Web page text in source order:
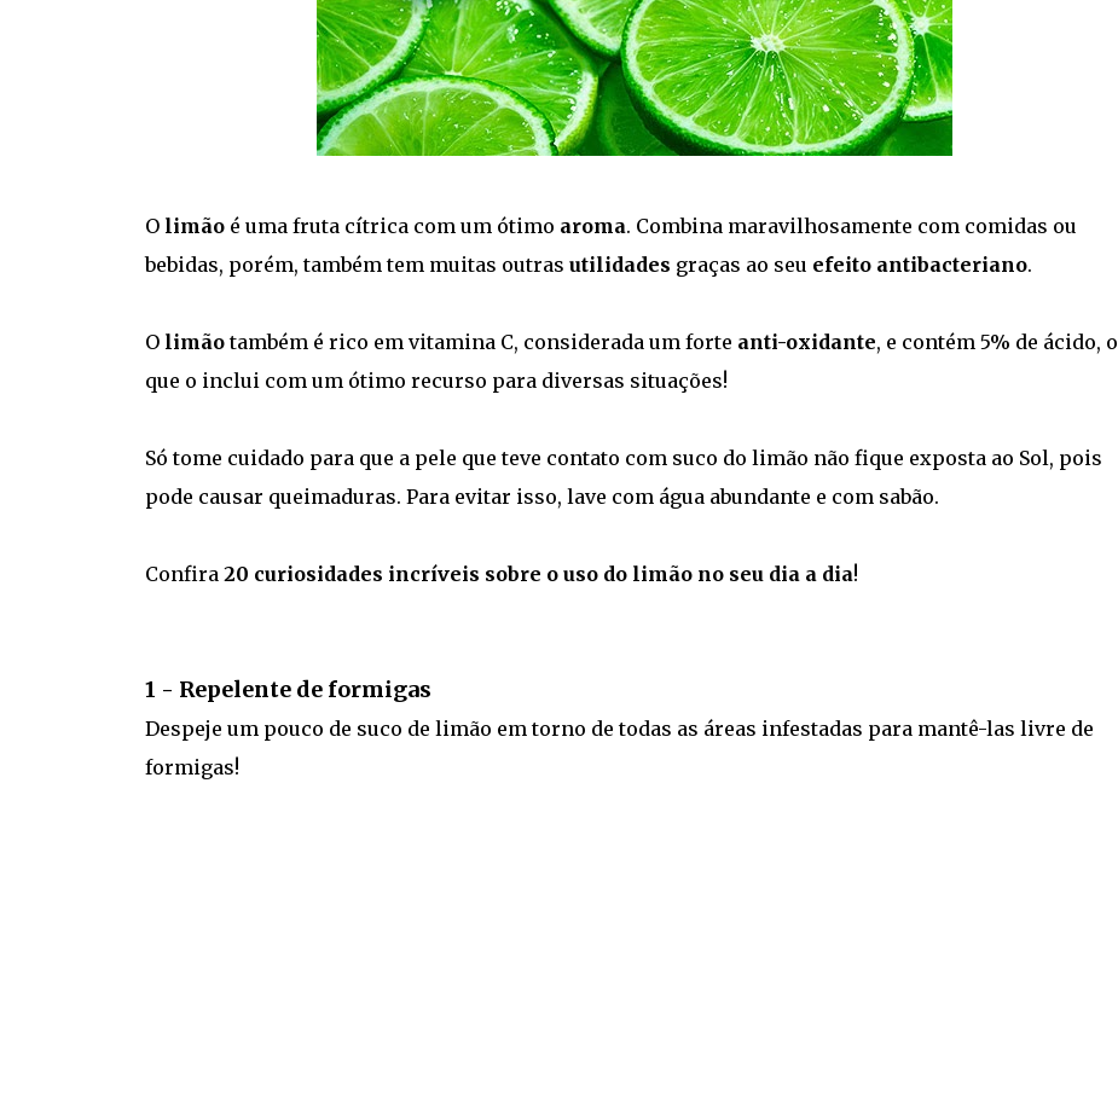
O limãoé uma fruta cítrica com um ótimo aroma. Combina maravilhosamente com comidas ou
bebidas, porém, também tem muitas outras utilidades graças ao seu efeito antibacteriano.
O limãotambém é rico em vitamina C, considerada um forte anti-oxidante, e contém 5% de ácido, o
que o inclui com um ótimo recurso para diversas situações!
Só tome cuidado para que a pele que teve contato com suco do limão não fique exposta ao Sol, pois
pode causar queimaduras. Para evitar isso, lave com água abundante e com sabão.
Confira 20 curiosidades incríveis sobre o uso do limão no seu dia a dia!
1 - Repelente de formigas
Despeje um pouco de suco de limão em torno de todas as áreas infestadas para mantê-las livre de
formigas!